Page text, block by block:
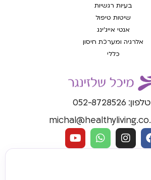
טלפון: 052-8728526
בעיות רגשיות
שיטות טיפול
אנטי אייג'ינג
אלרגיה ומערכת חיסון
כללי